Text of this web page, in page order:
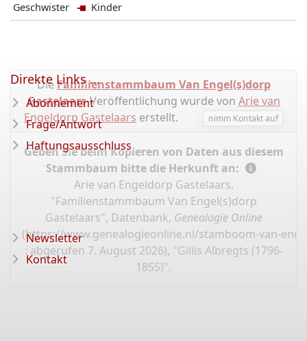
Geschwister
Kinder
Die Familienstammbaum Van Engel(s)dorp
Gastelaars-Veröffentlichung wurde von Arie van
Engeldorp Gastelaars erstellt. nimm Kontakt auf
Geben Sie beim Kopieren von Daten aus diesem
Stammbaum bitte die Herkunft an:
Arie van Engeldorp Gastelaars,
"Familienstammbaum Van Engel(s)dorp
Gastelaars", Datenbank, Genealogie Online
(https://www.genealogieonline.nl/stamboom-van-
: abgerufen 7. August 2026), "Gillis Albregts (1796-
1855)".
Direkte Links ...
Abonnement
Frage/Antwort
Haftungsausschluss
Newsletter
Kontakt